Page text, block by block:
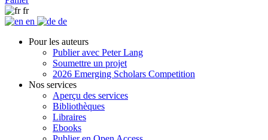
fr
en
de
Pour les auteurs
Publier avec Peter Lang
Soumettre un projet
2026 Emerging Scholars Competition
Nos services
Aperçu des services
Bibliothèques
Libraires
Ebooks